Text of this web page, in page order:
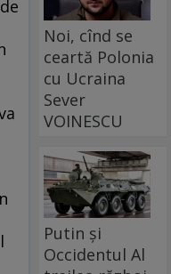
Noi, cînd se
ceartă Polonia
cu Ucraina
Sever
VOINESCU
Putin și
Occidentul Al